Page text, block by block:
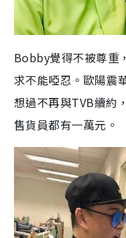
Bobby覺得不被尊重
求不能啞忍。歐陽震
想過不再與TVB續約
售貨員都有一萬元。